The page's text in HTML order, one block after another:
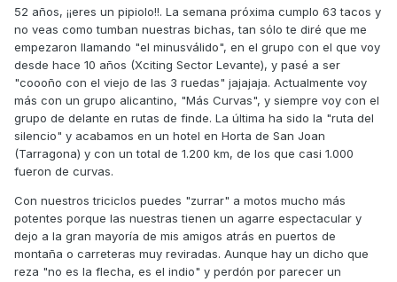
de motos (A nivel disfrutar como lo hicimos en la ZZCup de
2018 y no piloto... jajajajjaajjaj). Agradezco vuestros
consejos.... solo hace falta encontrarme seguropara hacer
ese viaje.. sino lo dejarre para otra ocasion.. pero la
tentacion de mi amiga es muy fuerte,,, Quiza solo me llegue
hasta Marsella..😉
52 años, ¡¡eres un pipiolo!!. La semana próxima cumplo 63 tacos y
no veas como tumban nuestras bichas, tan sólo te diré que me
empezaron llamando "el minusválido", en el grupo con el que voy
desde hace 10 años (Xciting Sector Levante), y pasé a ser
"coooño con el viejo de las 3 ruedas" jajajaja. Actualmente voy
más con un grupo alicantino, "Más Curvas", y siempre voy con el
grupo de delante en rutas de finde. La última ha sido la "ruta del
silencio" y acabamos en un hotel en Horta de San Joan
(Tarragona) y con un total de 1.200 km, de los que casi 1.000
fueron de curvas.
Con nuestros triciclos puedes "zurrar" a motos mucho más
potentes porque las nuestras tienen un agarre espectacular y
dejo a la gran mayoría de mis amigos atrás en puertos de
montaña o carreteras muy reviradas. Aunque hay un dicho que
reza "no es la flecha, es el indio" y perdón por parecer un